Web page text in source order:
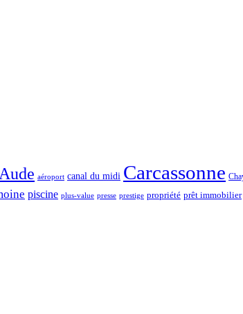
Aude aéroport canal du midi Carcassonne
piscine plus-value presse prestige propriété prêt immobilier